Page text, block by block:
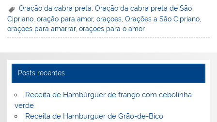
er
e
st
k
e
dI
c
e
b
o
k
itt
er
ai
l
h
o
o
l
t
ar
e
Oração da cabra preta ,Oração da cabra preta de São
Cipriano ,oração para amor,oraçoes ,Orações a São Cipriano
orações para amarrar,orações para o amor
Posts recentes
Receita de Hambúrguer de frango com cebolinha
verde
Receita de Hamburguer de Grão-de-Bico